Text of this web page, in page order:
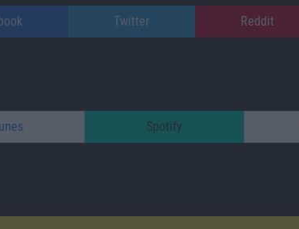
Twitter Reddit
Spotify